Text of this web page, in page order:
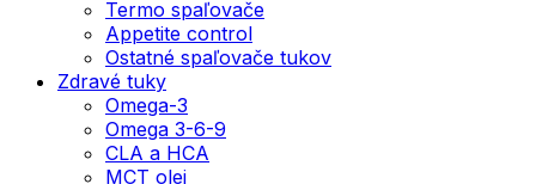
Termo spaľovače
Appetite control
Ostatné spaľovače tukov
Zdravé tuky
Omega-3
Omega 3-6-9
CLA a HCA
MCT olej